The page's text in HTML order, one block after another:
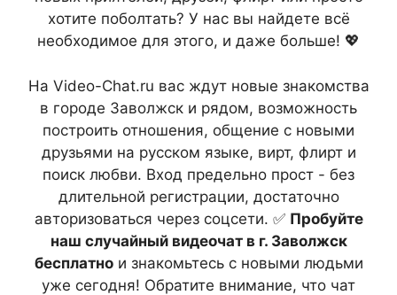
хотите поболтать? У нас вы найдете всё
необходимое для этого, и даже больше! 💖
На Video-Chat.ru вас ждут новые знакомства
в городе Заволжск и рядом, возможность
построить отношения, общение с новыми
друзьями на русском языке, вирт, флирт и
поиск любви. Вход предельно прост - без
длительной регистрации, достаточно
авторизоваться через соцсети. ✅ Пробуйте
наш случайный видеочат в г. Заволжск
бесплатнои знакомьтесь с новыми людьми
уже сегодня! Обратите внимание, что чат